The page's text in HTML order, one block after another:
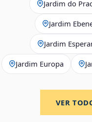
Jardim do
Jardim
Jardim
Jardim Europa
VER